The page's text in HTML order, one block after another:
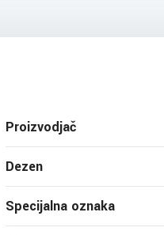
Proizvodjač
Dezen
Specijalna oznaka